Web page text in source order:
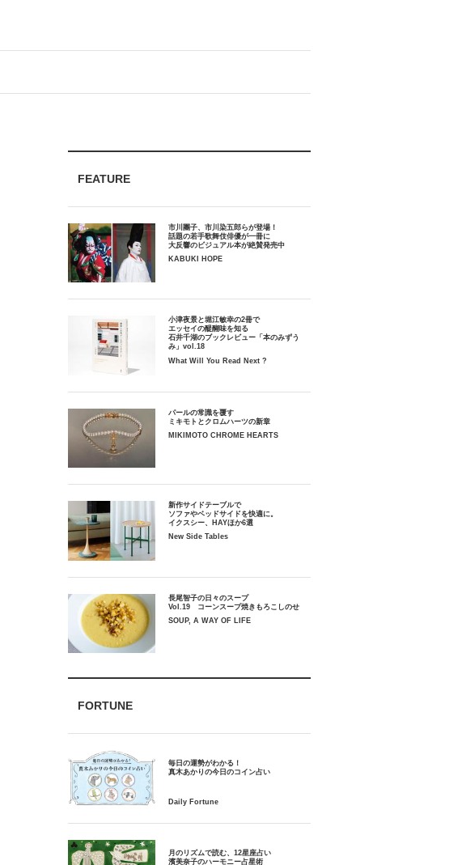
FEATURE
市川團子、市川染五郎らが登場！
話題の若手歌舞伎俳優が一冊に
大反響のビジュアル本が絶賛発売中
KABUKI HOPE
小津夜景と堀江敏幸の2冊で
エッセイの醍醐味を知る
石井千湖のブックレビュー「本のみずう
み」vol.18
What Will You Read Next ?
パールの常識を覆す
ミキモトとクロムハーツの新章
MIKIMOTO CHROME HEARTS
新作サイドテーブルで
ソファやベッドサイドを快適に。
イクスシー、HAYほか6選
New Side Tables
長尾智子の日々のスープ
Vol.19 コーンスープ焼きもろこしのせ
SOUP, A WAY OF LIFE
FORTUNE
毎日の運勢がわかる！
月のリズムで読む、12星座占い